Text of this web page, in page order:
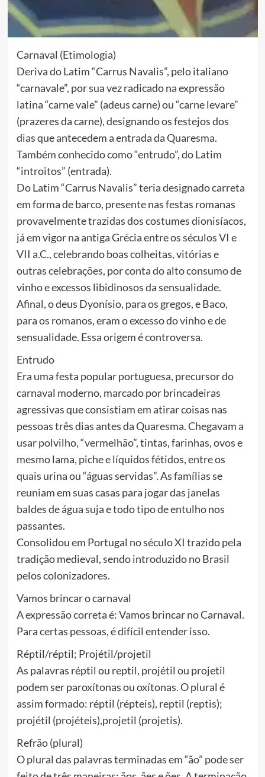
Carnaval (Etimologia)
Deriva do Latim “Carrus Navalis”, pelo italiano
“carnavale”, por sua vez radicado na expressão
latina “carne vale” (adeus carne) ou “carne levare”
(prazeres da carne), designando os festejos dos
dias que antecedem a entrada da Quaresma.
Também conhecido como “entrudo”, do Latim
“introitos” (entrada).
Do Latim “Carrus Navalis” teria designado carreta
em forma de barco, presente nas festas romanas
provavelmente trazidas dos costumes dionisíacos,
já em vigor na antiga Grécia entre os séculos VI e
VII a.C., celebrando boas colheitas, vitórias e
outras celebrações, por conta do alto consumo de
vinho e excessos libidinosos da sensualidade.
Afinal, o deus Dyonísio, para os gregos, e Baco,
para os romanos, eram o excesso do vinho e de
sensualidade. Essa origem é controversa.
Entrudo
Era uma festa popular portuguesa, precursor do
carnaval moderno, marcado por brincadeiras
agressivas que consistiam em atirar coisas nas
pessoas três dias antes da Quaresma. Chegavam a
usar polvilho, “vermelhão”, tintas, farinhas, ovos e
mesmo lama, piche e líquidos fétidos, entre os
quais urina ou “águas servidas”. As famílias se
reuniam em suas casas para jogar das janelas
baldes de água suja e todo tipo de entulho nos
passantes.
Consolidou em Portugal no século XI trazido pela
tradição medieval, sendo introduzido no Brasil
pelos colonizadores.
Vamos brincar o carnaval
A expressão correta é: Vamos brincar no Carnaval.
Para certas pessoas, é difícil entender isso.
Réptil/réptil; Projétil/projetil
As palavras réptil ou reptil, projétil ou projetil
podem ser paroxítonas ou oxítonas. O plural é
assim formado: réptil (répteis), reptil (reptis);
projétil (projéteis),projetil (projetis).
Refrão (plural)
O plural das palavras terminadas em “ão” pode ser